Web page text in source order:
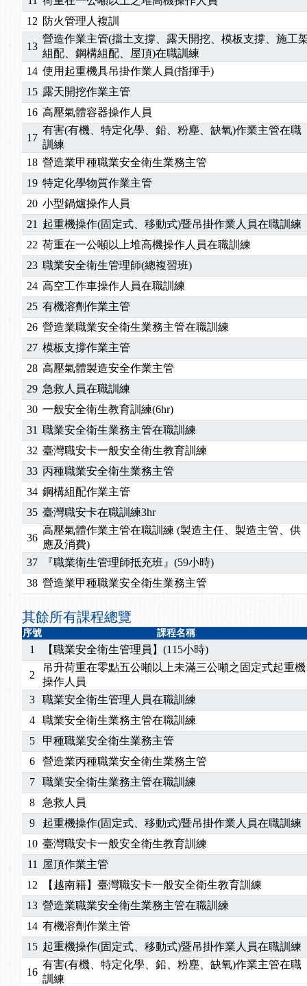
12 防火管理人複訓
13
營造作業主管(擋土支撐、露天開挖、模板支撐、施工
組配、鋼構組配、屋頂)在職訓練
14 使用起重機具吊掛作業人員(指揮手)
15 露天開挖作業主管
16 高壓氣體容器操作人員
17
有害(有機、特定化學、鉛、粉塵、缺氧)作業主管在職
訓練
18 營造業甲種職業安全衛生業務主管
19 特定化學物質作業主管
20 小型鍋爐操作人員
21
起重機操作(固定式、移動式)暨吊掛作業人員在職訓練
22 荷重在一公噸以上堆高機操作人員在職訓練
23 職業安全衛生管理師(總複習班)
24 高空工作車操作人員在職訓練
25 有機溶劑作業主管
26 營造業職業安全衛生業務主管在職訓練
27 模板支撐作業主管
28 高壓氣體製造安全作業主管
29 急救人員在職訓練
30 一般安全衛生教育訓練(6hr)
31 職業安全衛生業務主管在職訓練
32 臺灣職安卡一般安全衛生教育訓練
33 丙種職業安全衛生業務主管
34 鋼構組配作業主管
35 臺灣職安卡在職訓練3hr
36
高壓氣體作業主管在職訓練 (製造主任、製造主管、供
應及消費)
37
『職業衛生管理師抵充班』(59小時)
38 營造業甲種職業安全衛生業務主管
其餘所有課程總覽
序號 課程名稱
1 【職業安全衛生管理員】(115小時)
2
吊升荷重在零點五公噸以上未滿三公噸之固定式起重機
操作人員
3
職業安全衛生管理人員在職訓練
4
職業安全衛生業務主管在職訓練
5
甲種職業安全衛生業務主管
6
營造業丙種職業安全衛生業務主管
7
職業安全衛生業務主管在職訓練
8
急救人員
9
起重機操作(固定式、移動式)暨吊掛作業人員在職訓練
10 臺灣職安卡一般安全衛生教育訓練
11
屋頂作業主管
12
【越南籍】臺灣職安卡一般安全衛生教育訓練
13 營造業職業安全衛生業務主管在職訓練
14 有機溶劑作業主管
15 起重機操作(固定式、移動式)暨吊掛作業人員在職訓練
16
有害(有機、特定化學、鉛、粉塵、缺氧)作業主管在職
訓練